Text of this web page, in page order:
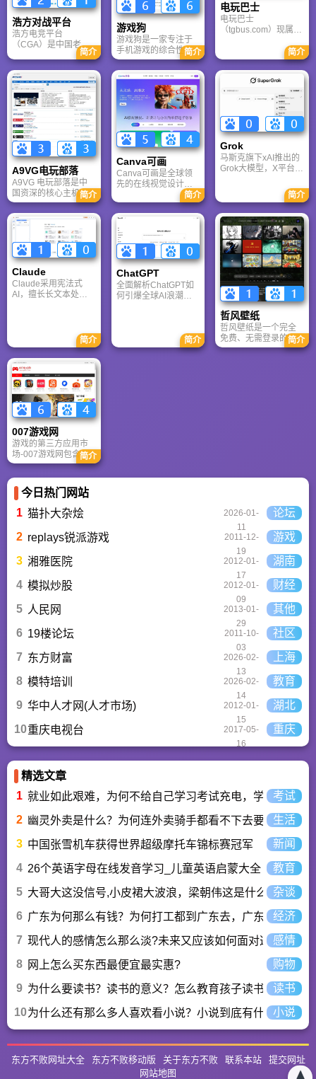
浩方对战平台
浩方电竞平台
（CGA）是中国老牌
游戏联机平台，提供
CS、War3、星际争霸
等经典游戏的稳定联
机服务。重温DOTA1
的激情岁月，找回当
年的战友。同时提供
最新CGA电竞赛事资
讯及热门页游入口，
致敬中国电竞的黄金
时代。
简介
游戏狗
游戏狗是一家专注于
手机游戏的综合性门
户网站。它致力于为
手游玩家提供最新、
最全的游戏资讯、攻
略、评测及视频等内
容，是国内较早一批
专注于移动游戏领域
的垂直媒体。
简介
电玩巴士
电玩巴士
（tgbus.com）现属于
注于解决游戏用户需
求的综合性游戏门户
网站，电玩巴士是一
个全面的综合性游戏
门户，专注于为全球
玩家提供主机、PC及
移动端游戏的全方位
资讯。
简介
A9VG电玩部落
A9VG 电玩部落是中
国资深的核心主机游
戏玩家社区。网站以
论坛为核心，提供全
面的主机游戏资讯、
攻略和资料库，覆盖
PlayStation、Xbox、
Switch 等全平台。凭
借其深厚的历史积淀
和活跃的用户群体，
A9VG 成为硬核玩家
交流心得、分享攻略
简介
Canva可画
Canva可画是全球领
先的在线视觉设计平
台，内置AI“魔力工作
室”，提供海量正版模
板与素材。无论是自
媒体封面、企业海报
还是PPT，零基础用
户也能轻松实现专业
级创作，让设计触手
可及。
简介
Grok
马斯克旗下xAI推出的
Grok大模型，X平台实
体协作的核心优势。
针对其中文能力、隐
私安全及幻觉问题等
高频疑问进行客观解
答，提供AI选型参
考。
简介
Claude
Claude采用宪法式
AI，擅长长文本处理
快速迭代上占优。两
者定位不同，各有千
秋。
简介
ChatGPT‌
全面解析ChatGPT如
何引爆全球AI浪潮！
看懂大语言模型如何
重塑未来。
简介
哲风壁纸
哲风壁纸是一个完全
免费、无需登录的高
清壁纸下载网站。提
简介
007游戏网
游戏的第三方应用市
场-007游戏网包含安
卓（Android）和苹果
用、游戏以及电脑软
件的下载服务，还有
精心推荐的应用排行
榜,搭配极佳的下载体
得信赖的应用商店。
简介
今日热门网站
1 猫扑大杂烩
2026-01-
11
论坛
2 replays锐派游戏
2011-12-
19
游戏
3 湘雅医院
2012-01-
17
湖南
4 模拟炒股
2012-01-
09
财经
5 人民网
2013-01-
29
其他
6 19楼论坛
2011-10-
03
社区
7 东方财富
2026-02-
13
上海
8 模特培训
2026-02-
14
教育
9 华中人才网(人才市场)
2012-01-
15
湖北
10重庆电视台
2017-05-
16
重庆
精选文章
1 就业如此艰难，为何不给自己学习考试充电，学一技之长
考试
2 幽灵外卖是什么？为何连外卖骑手都看不下去要举报？
生活
3 中国张雪机车获得世界超级摩托车锦标赛冠军
新闻
4 26个英语字母在线发音学习_儿童英语启蒙大全
教育
5 大哥大这没信号,小皮裙大波浪，梁朝伟这是什么歌曲？
杂谈
6 广东为何那么有钱？为何打工都到广东去，广东连续37年
经济
7 现代人的感情怎么那么淡?未来又应该如何面对这人情淡
感情
8
网上怎么买东西最便宜最实惠?
购物
9 为什么要读书？读书的意义？怎么教育孩子读书？读书
10为什么还有那么多人喜欢看小说？小说到底有什么魅力长
小说
东方不败网址大全 东方不败移动版 关于东方不败 联系本站
提交网址
网站地图